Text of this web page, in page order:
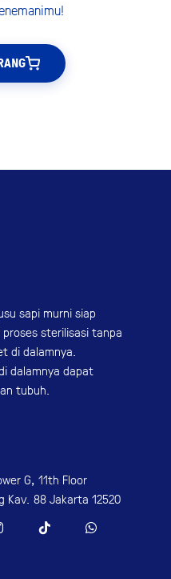
sapi murni siap
sterilisasi tanpa
di dalamnya.
dalamnya dapat
tubuh.
G, 11th Floor
Kav. 88 Jakarta 12520